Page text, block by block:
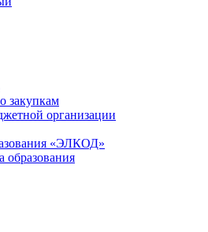
закупкам
организации
«ЭЛКОД»
образования